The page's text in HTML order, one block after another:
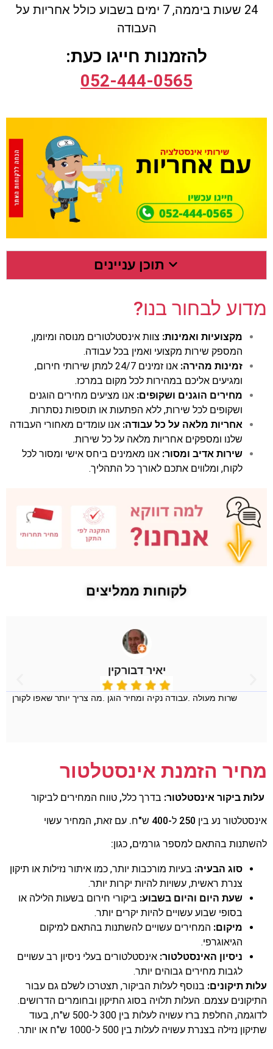
24 שעות ביממה, 7 ימים בשבוע
כולל אחריות על
העבודה
להזמנות חייגו כעת:
052-444-0565
תוכן עניינים
מדוע לבחור בנו?
מקצועיות ואמינות: צוות אינסטלטורים מנוסה ומיומן,
המספק שירות מקצועי ואמין בכל עבודה.
זמינות מהירה:
אנו זמינים 24/7 למתן שירותי חירום,
ומגיעים אליכם במהירות לכל מקום במרכז.
מחירים הוגנים ושקופים: אנו מציעים מחירים הוגנים
ושקופים לכל שירות, ללא הפתעות או תוספות נסתרות.
אחריות מלאה על כל עבודה: אנו עומדים מאחורי העבודה
שלנו ומספקים אחריות מלאה על כל שירות.
שירות אדיב ומסור: אנו מאמינים ביחס אישי ומסור לכל
לקוח, ומלווים אתכם לאורך כל התהליך.
לקוחות ממליצים
יאיר דבורקין
שרות מעולה .עבודה נקיה ומחיר הוגן .מה צריך יותר שאפו לקורן
מחיר הזמנת אינסטלטור
עלות ביקור אינסטלטור: בדרך כלל, טווח המחירים לביקור
אינסטלטור נע בין 250 ל-400 ש"ח.
עם זאת, המחיר עשוי
להשתנות בהתאם למספר גורמים, כגון:
סוג הבעיה: בעיות מורכבות יותר, כמו איתור נזילות או תיקון
צנרת ראשית, עשויות להיות יקרות יותר.
שעת היום והיום בשבוע: ביקורי חירום בשעות הלילה או
בסופי שבוע עשויים להיות יקרים יותר.
מיקום: המחירים עשויים להשתנות בהתאם למיקום
הגיאוגרפי.
ניסיון האינסטלטור: אינסטלטורים בעלי ניסיון רב עשויים
לגבות מחירים גבוהים יותר.
עלות תיקונים: בנוסף לעלות הביקור, תצטרכו לשלם גם עבור
התיקונים עצמם. העלות תלויה בסוג התיקון ובחומרים הדרושים.
לדוגמה, החלפת ברז עשויה לעלות בין 300 ל-500 ש"ח, בעוד
שתיקון נזילה בצנרת עשויה לעלות בין 500 ל-1000 ש"ח או יותר.